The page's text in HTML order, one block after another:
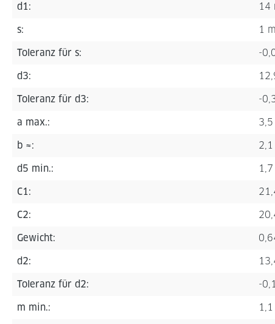
d1: 14
s: 1
Toleranz für s: -
d3:
Toleranz für d3: -
a max.: 3,5
b ≈: 2,1
d5 min.:
C1:
C2:
Gewicht:
d2:
Toleranz für d2: -
m min.: